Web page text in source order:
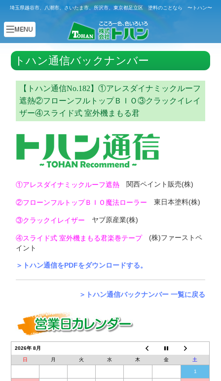
埼玉県越谷市、八潮市、さいたま市、所沢市、東京都足立区 塗料のことなら 〜トハン〜
トハン通信バックナンバー
【トハン通信No.182】①アレスダイナミックルーフ
遮熱②フローンフルトップＢＩＯ③クラックイレイ
ザー④スライド式 室外機まもる君
①アレスダイナミックルーフ遮熱 関西ペイント販売(株)
②フローンフルトップＢＩＯ魔法ローラー東日本塗料(株)
③クラックイレイザー ヤブ原産業(株)
④スライド式 室外機まもる君楽巻テープ (株)ファーストペ
イント
＞トハン通信をPDFをダウンロードする。
＞トハン通信バックナンバー 一覧に戻る
2026年 8月
日 月 火 水 木 金 土
1